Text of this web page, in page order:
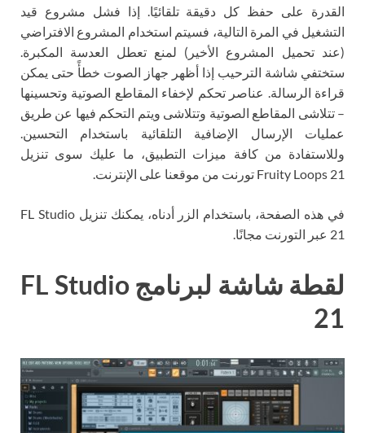
القدرة على حفظ كل دقيقة تلقائيًا. إذا فشل مشروع قيد
التشغيل في المرة التالية، فسيتم استخدام المشروع الافتراضي
(عند تحميل المشروع الأخير) لمنع تعطل العدسة المكبرة.
ستختفي شاشة الترحيب إذا أظهر جهاز الصوت خطأً حتى يمكن
قراءة الرسالة. عناصر تحكم لإخفاء المقاطع الصوتية وتحسينها
– تتلاشى المقاطع الصوتية وتتلاشى ويتم التحكم فيها عن طريق
عمليات الإرسال الإضافية التلقائية باستخدام التحسين.
وللاستفادة من كافة ميزات التطبيق، ما عليك سوى تنزيل
Fruity Loops 21 تورنت من موقعنا على الإنترنت.
في هذه الصفحة، باستخدام الزر أدناه، يمكنك تنزيل FL Studio
21 عبر التورنت مجانًا.
لقطة شاشة لبرنامج FL Studio
21